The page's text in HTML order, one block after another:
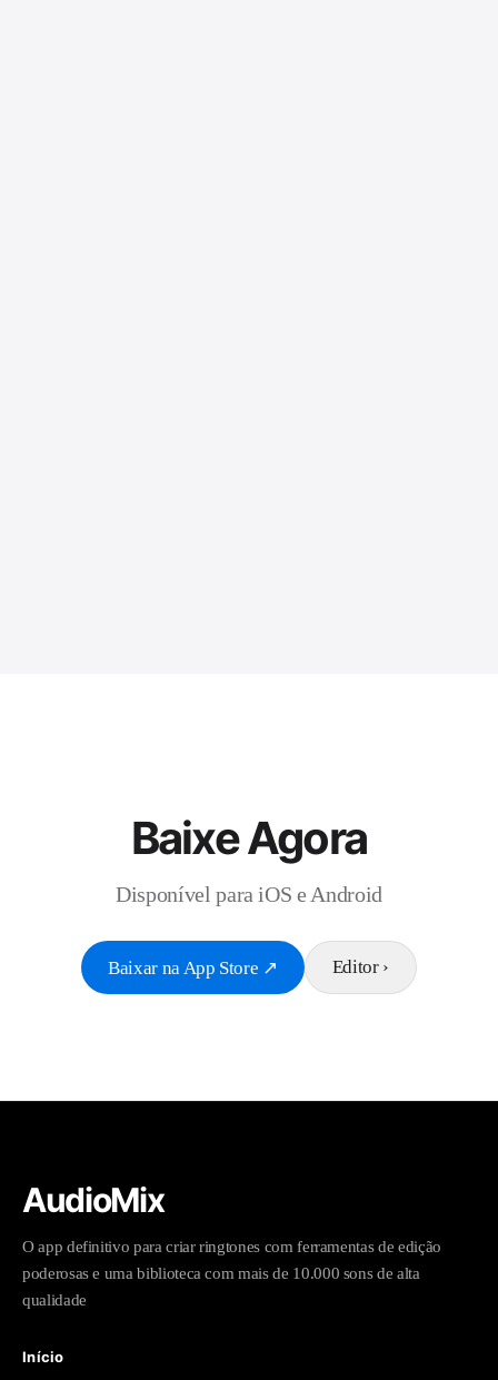
Baixe Agora
Disponível para iOS e Android
Baixar na App Store ↗ Editor›
AudioMix
O app definitivo para criar ringtones com ferramentas de edição
poderosas e uma biblioteca com mais de 10.000 sons de alta
qualidade
Início